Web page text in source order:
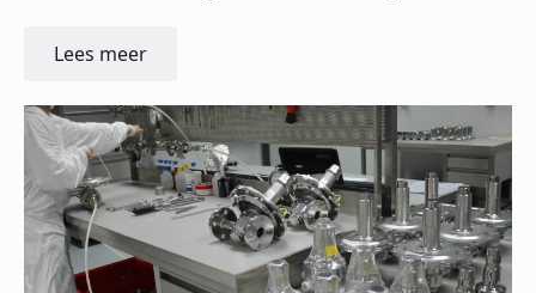
Lees meer